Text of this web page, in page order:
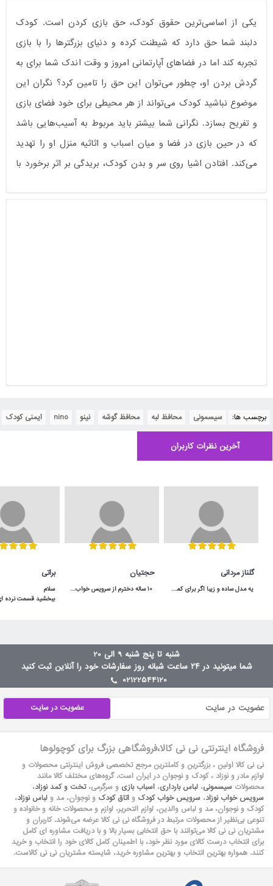
یکی از اساسی‌ترین حقوق کودک، حق بازی کردن است. کودک
دلبند شما حق دارد که شیطنت کرده و دنیای بزرگترها را با بازی
تجربه کند اما در فضاهای آپارتمانی امروز و وقت اندک شما برای به
گردش بردن او، چطور می‌توان این حق را تامین کرد؟ نگران این
موضوع نباشید کودک می‌تواند از هر محیطی برای خود فضای بازی
و تفریح بسازد. نگرانی شما بیشتر باید مربوط به آسیب‌هایی باشد
که در حین بازی در فضا و میان اسباب و اثاثیه منزل او را تهدید
می‌کند. افتادن اشیا روی سر و بدن کودک، بریدگی بر اثر برخورد با
در بسته‌بندی این محصول چهار عدد محافظ و چسب‌های دو طرفه
برای چسباندن آسان‌تر آنها وجود دارد.
برچسب ها: سیسمونی محافظ لبه محافظ گوشه نینو nino ایمنی کودک
آخرین نظرات کاربران
گلناز مردانی
یه مدل ساده و زیبا اگر برای کمد سه دربش جا داشته باشید خیلی هم کاربردی میشه
حجتیان
10 ساله دخترم از سرویس خواب آپادانا استفاده میکنه هنوووووز مثل روز اولشه محکم و عااالی
براتی
شنبه تا پنج شنبه 9 الی 20
شما میتونید در ۲۴ ساعت شبانه روز سفارشات خود را آنلاین ثبت کنید
02122544120
عضویت در سایت
فروشگاه اینترنتی نی نی کالا،فروشگاهی بزرگ برای کوچولوها
نی نی کالا اولین ، بزرگترین و کاملترین مرجع تخصصی فروش اینترنتی محصولات و
لوازم مادر و نوزاد ، کودک و نوجوان در ایران است. گروه‏‏‌های مختلف کالا مانند
محصولات سیسمونی، لباس بارداری، اسباب بازی و سرگرمی،تخت و کمد نوزاد،
سرویس خواب نوزاد، سرویس خواب کودک و اتاق کودک و نوجوان، مد و لباس نوزاد،
کودک و نوجوان، مد و لباس والدین، لوازم التحریر، لوازم و محصولات خانه و خانواده و
تنوعی بی‌نظیر از محصولات مرتبط در فروشگاه نی نی کالا عرضه می‏‏‏‌شوند. کاربران و
مشتریان نی نی‌ کالا می‏‏‌توانند با حق انتخابی بسیار بالا و با دریافت مشاوره ای کامل
برای انتخاب درست کالای مورد نظر خود، با اطمینان کامل کالای خود را انتخاب و خرید
کنند. همواره بهترین انتخاب و بهترین مشاوره خرید، شایسته مشتریان نی نی کالاست.